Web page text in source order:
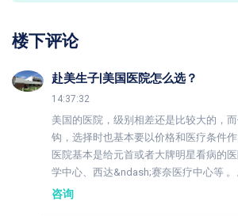
楼下评论
赴美生子|美国医院怎么选？
14:37:32
美国的医院，级别相差还是比较大的，
钩，选择时也基本要以价格和医疗条件
医院基本是给元首或者大牌明星看病的
学中心、西达&ndash;赛奈医疗中心等 。
咨询